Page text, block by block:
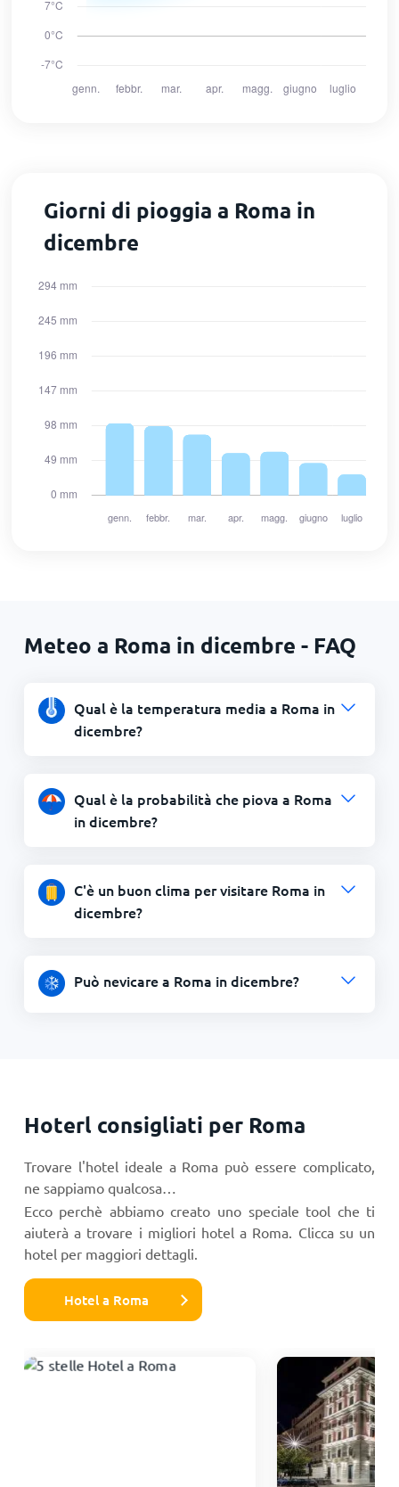
Giorni di pioggia a Roma in
dicembre
Meteo a Roma in dicembre - FAQ
Qual è la temperatura media a Roma in
dicembre?
Qual è la probabilità che piova a Roma
in dicembre?
C'è un buon clima per visitare Roma in
dicembre?
Può nevicare a Roma in dicembre?
Hoterl consigliati per Roma
Trovare l'hotel ideale a Roma può essere complicato,
ne sappiamo qualcosa…
Ecco perchè abbiamo creato uno speciale tool che ti
aiuterà a trovare i migliori hotel a Roma. Clicca su un
hotel per maggiori dettagli.
Hotel a Roma